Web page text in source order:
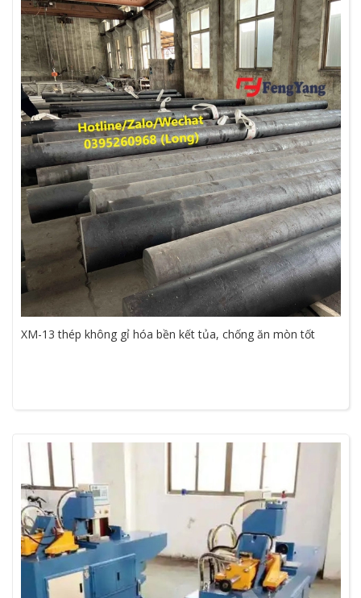
XM-13 thép không gỉ hóa bền kết tủa, chống ăn mòn tốt